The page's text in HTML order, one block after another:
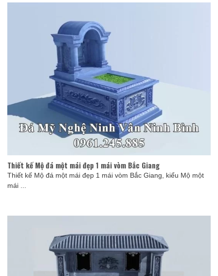
Thiết kế Mộ đá một mái đẹp 1 mái vòm Bắc Giang
Thiết kế Mộ đá một mái đẹp 1 mái vòm Bắc Giang, kiểu Mộ một
mái ...